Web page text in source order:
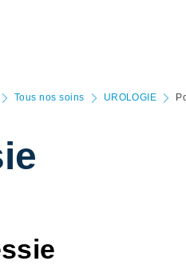
Tous nos soins UROLOGIE